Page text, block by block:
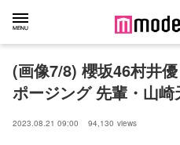
(画像7/8) 櫻坂46村井
ポージング 先輩・山崎
2023.08.21 09:00 94,130 views